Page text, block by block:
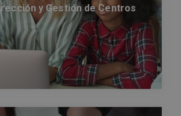
y Gestión de Centros